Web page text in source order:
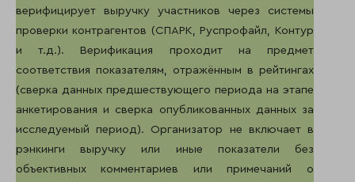
верифицирует выручку участников через системы
проверки контрагентов (СПАРК, Руспрофайл, Контур
и т.д.). Верификация проходит на предмет
соответствия показателям, отражённым в рейтингах
(сверка данных предшествующего периода на этапе
анкетирования и сверка опубликованных данных за
исследуемый период). Организатор не включает в
рэнкинги выручку или иные показатели без
объективных комментариев или примечаний о